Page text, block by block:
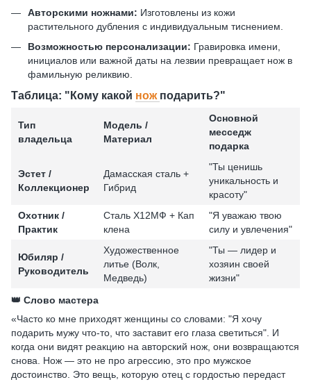
Авторскими ножнами: Изготовлены из кожи
растительного дубления с индивидуальным тиснением.
Возможностью персонализации: Гравировка имени,
инициалов или важной даты на лезвии превращает нож в
фамильную реликвию.
Таблица: "Кому какой нож подарить?"
Тип
владельца
Модель /
Материал
Основной
месседж
подарка
Эстет /
Коллекционер
Дамасская сталь +
Гибрид
"Ты ценишь
уникальность и
красоту"
Охотник /
Практик
Сталь Х12МФ + Кап
клена
"Я уважаю твою
силу и увлечения"
Юбиляр /
Руководитель
Художественное
литье (Волк,
Медведь)
"Ты — лидер и
хозяин своей
жизни"
👑 Слово мастера
«Часто ко мне приходят женщины со словами: "Я хочу
подарить мужу что-то, что заставит его глаза светиться". И
когда они видят реакцию на авторский нож, они возвращаются
снова. Нож — это не про агрессию, это про мужское
достоинство. Это вещь, которую отец с гордостью передаст